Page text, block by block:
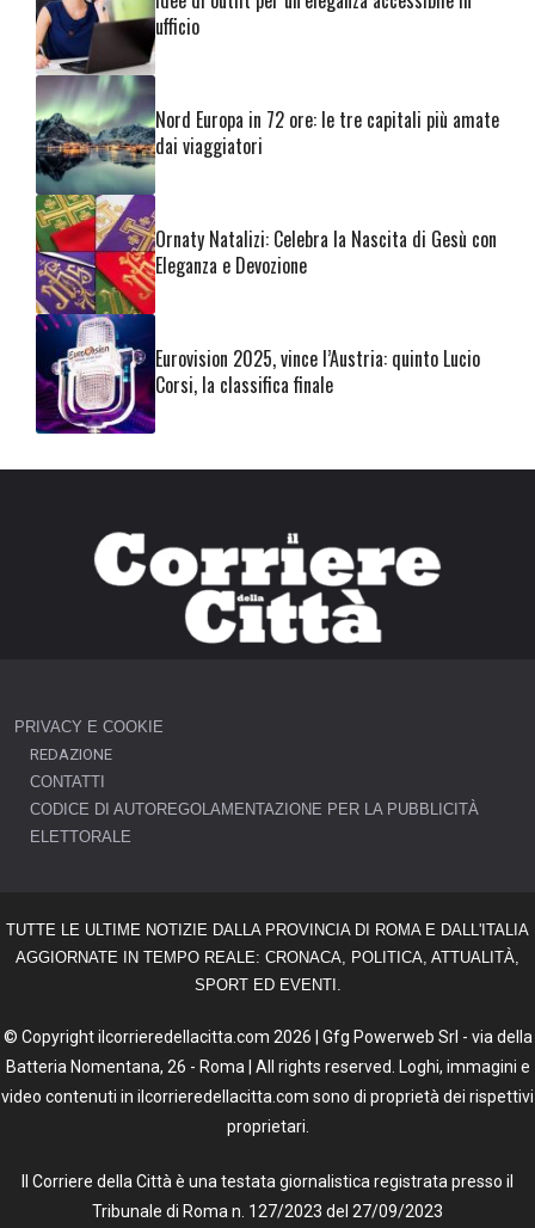
ufficio
Nord Europa in 72 ore: le tre capitali più amate
dai viaggiatori
Ornaty Natalizi: Celebra la Nascita di Gesù con
Eleganza e Devozione
Eurovision 2025, vince l’Austria: quinto Lucio
Corsi, la classifica finale
PRIVACY E COOKIE
REDAZIONE
CONTATTI
CODICE DI AUTOREGOLAMENTAZIONE PER LA PUBBLICITÀ
ELETTORALE
TUTTE LE ULTIME NOTIZIE DALLA PROVINCIA DI ROMA E DALL'ITALIA
AGGIORNATE IN TEMPO REALE: CRONACA, POLITICA, ATTUALITÀ,
SPORT ED EVENTI.
© Copyright ilcorrieredellacitta.com 2026 | Gfg Powerweb Srl - via della
Batteria Nomentana, 26 - Roma | All rights reserved. Loghi, immagini e
video contenuti in ilcorrieredellacitta.com sono di proprietà dei rispettivi
proprietari.
Il Corriere della Città è una testata giornalistica registrata presso il
Tribunale di Roma n. 127/2023 del 27/09/2023